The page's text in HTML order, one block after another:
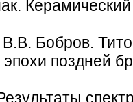
Бобров.
эпохи поздней